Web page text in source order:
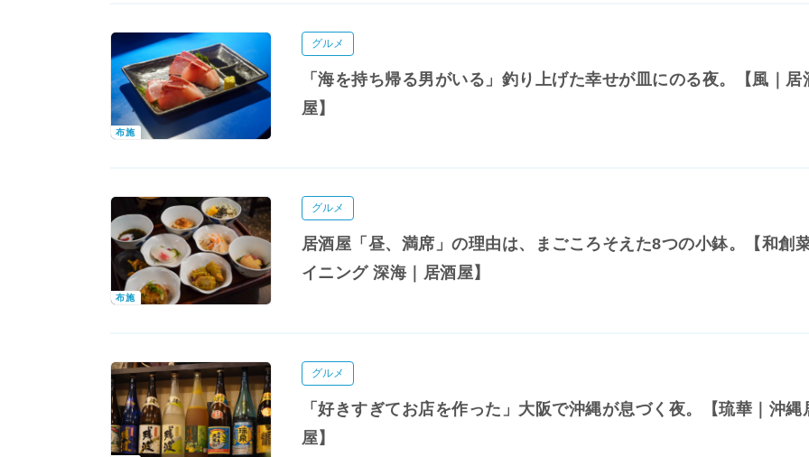
布施
グルメ
「海を持ち帰る男がいる」釣り上げた幸せが皿にのる夜。【風｜居
屋】
布施
グルメ
居酒屋「昼、満席」の理由は、まごころそえた8つの小鉢。【和創
イニング 深海｜居酒屋】
グルメ
「好きすぎてお店を作った」大阪で沖縄が息づく夜。【琉華｜沖縄
屋】